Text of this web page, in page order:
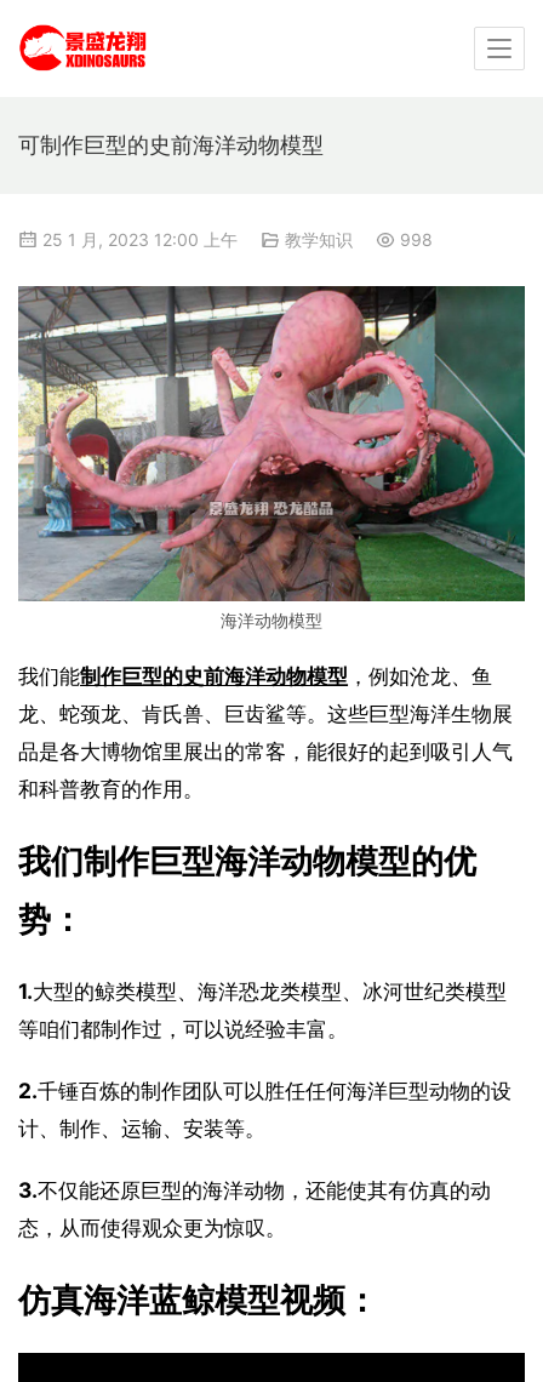
可制作巨型的史前海洋动物模型
25 1 月, 2023 12:00 上午 教学知识 998
海洋动物模型
我们能制作巨型的史前海洋动物模型 ，例如沧龙、鱼
龙、蛇颈龙、肯氏兽、巨齿鲨等。这些巨型海洋生物展
品是各大博物馆里展出的常客，能很好的起到吸引人气
和科普教育的作用。
我们制作巨型海洋动物模型的优
势：
1.大型的鲸类模型、海洋恐龙类模型、冰河世纪类模型
等咱们都制作过，可以说经验丰富。
2.千锤百炼的制作团队可以胜任任何海洋巨型动物的设
计、制作、运输、安装等。
3.不仅能还原巨型的海洋动物，还能使其有仿真的动
态，从而使得观众更为惊叹。
仿真海洋蓝鲸模型视频：